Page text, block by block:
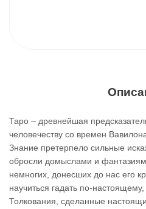
Таро – древнейшая
человечеству со времен
Знание претерпело сильные
обросли домыслами и
немногих, донесших до нас его
научиться гадать по-
Толкования, сделанные